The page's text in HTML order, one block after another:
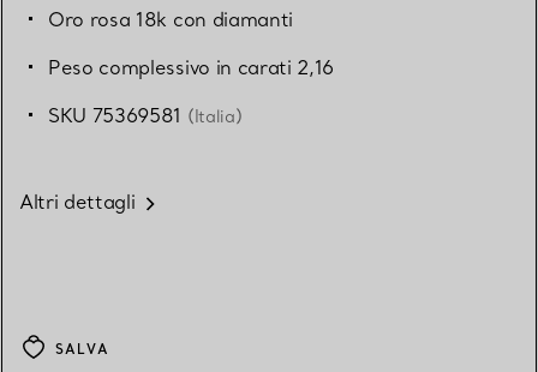
Oro rosa 18k con diamanti
Peso complessivo in carati 2,16
SKU 75369581 (Italia)
Altri dettagli
SALVA